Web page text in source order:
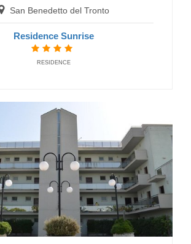
San Benedetto del Tronto
Hotel Giancarlo
San Benedetto del Tronto
Hotel Pineta
San Benedetto del Tronto
Residence Sunrise
RESIDENCE